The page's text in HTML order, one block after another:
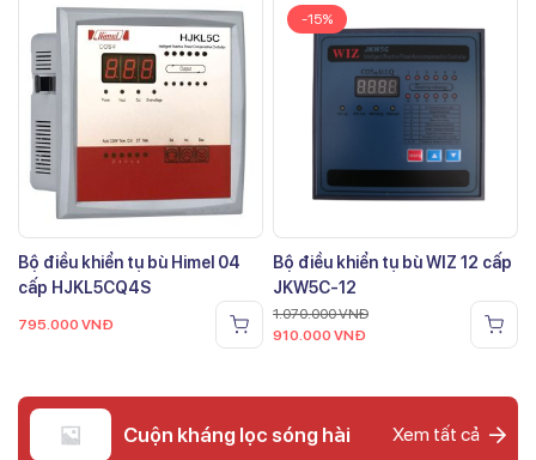
Bộ điều khiển tụ bù Himel 04
cấp HJKL5CQ4S
795.000 VNĐ
-15%
Bộ điều khiển tụ bù WIZ 12 cấp
JKW5C-12
1.070.000VNĐ
910.000 VNĐ
Cuộn kháng lọc sóng hài Xem tất cả